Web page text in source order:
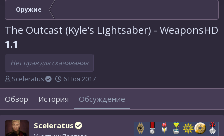
Оружие
The Outcast (Kyle's Lightsaber) - WeaponsHD
1.1
Нет прав для скачивания
А
в
т
р
т
е
Sceleratus
Д
а
т
н
а
ч
6 Ноя 2017
Обзор История Обсуждение
Sceleratus